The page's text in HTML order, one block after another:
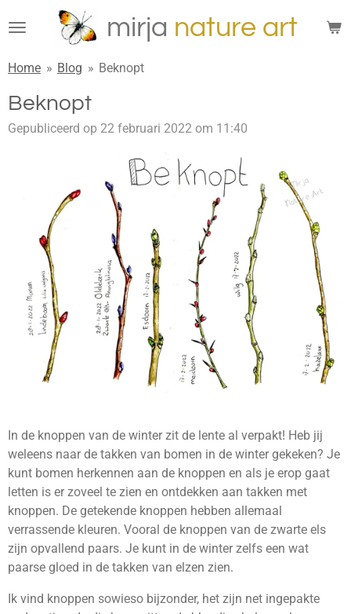
direct
de
hoofdinhoud
mirja nature art
Home » Blog » Beknopt
Beknopt
Gepubliceerd op 22 februari 2022 om 11:40
In de knoppen van de winter zit de lente al verpakt! Heb jij
weleens naar de takken van bomen in de winter gekeken? Je
kunt bomen herkennen aan de knoppen en als je erop gaat
letten is er zoveel te zien en ontdekken aan takken met
knoppen. De getekende knoppen hebben allemaal
verrassende kleuren. Vooral de knoppen van de zwarte els
zijn opvallend paars. Je kunt in de winter zelfs een wat
paarse gloed in de takken van elzen zien.
Ik vind knoppen sowieso bijzonder, het zijn net ingepakte